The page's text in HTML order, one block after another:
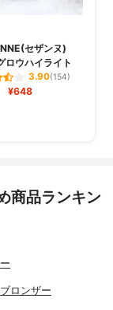
セザンヌ)
ロウハイライト
3.90(154)
¥648
商品ランキン
ブロンザー